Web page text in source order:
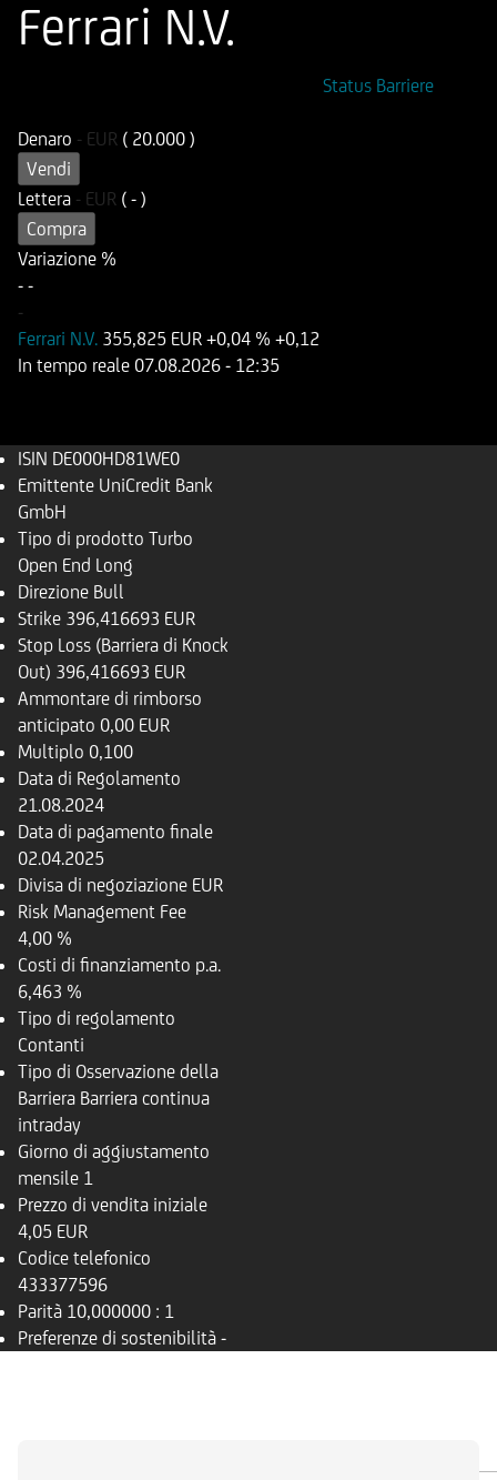
Ferrari N.V.
Status Barriere
Denaro - EUR ( 20.000 )
Vendi
Lettera - EUR ( - )
Compra
Variazione %
- -
-
Ferrari N.V. 355,825 EUR +0,04 % +0,12
In tempo reale 07.08.2026 - 12:35
ISIN DE000HD81WE0
Emittente UniCredit Bank
GmbH
Tipo di prodotto Turbo
Open End Long
Direzione Bull
Strike 396,416693 EUR
Stop Loss (Barriera di Knock
Out) 396,416693 EUR
Ammontare di rimborso
anticipato 0,00 EUR
Multiplo 0,100
Data di Regolamento
21.08.2024
Data di pagamento finale
02.04.2025
Divisa di negoziazione EUR
Risk Management Fee
4,00 %
Costi di finanziamento p.a.
6,463 %
Tipo di regolamento
Contanti
Tipo di Osservazione della
Barriera Barriera continua
intraday
Giorno di aggiustamento
mensile 1
Prezzo di vendita iniziale
4,05 EUR
Codice telefonico
433377596
Parità 10,000000 : 1
Preferenze di sostenibilità -